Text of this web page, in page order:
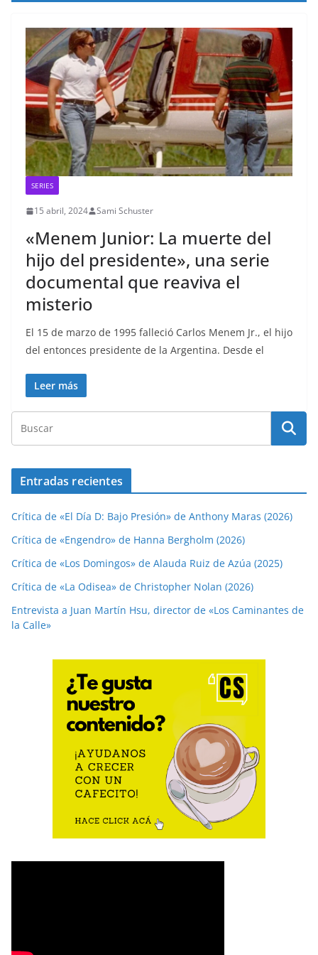
SERIES
15 abril, 2024 Sami Schuster
«Menem Junior: La muerte del
hijo del presidente», una serie
documental que reaviva el
misterio
El 15 de marzo de 1995 falleció Carlos Menem Jr., el hijo
del entonces presidente de la Argentina. Desde el
Leer más
Entradas recientes
Crítica de «El Día D: Bajo Presión» de Anthony Maras (2026)
Crítica de «Engendro» de Hanna Bergholm (2026)
Crítica de «Los Domingos» de Alauda Ruiz de Azúa (2025)
Crítica de «La Odisea» de Christopher Nolan (2026)
Entrevista a Juan Martín Hsu, director de «Los Caminantes de
la Calle»